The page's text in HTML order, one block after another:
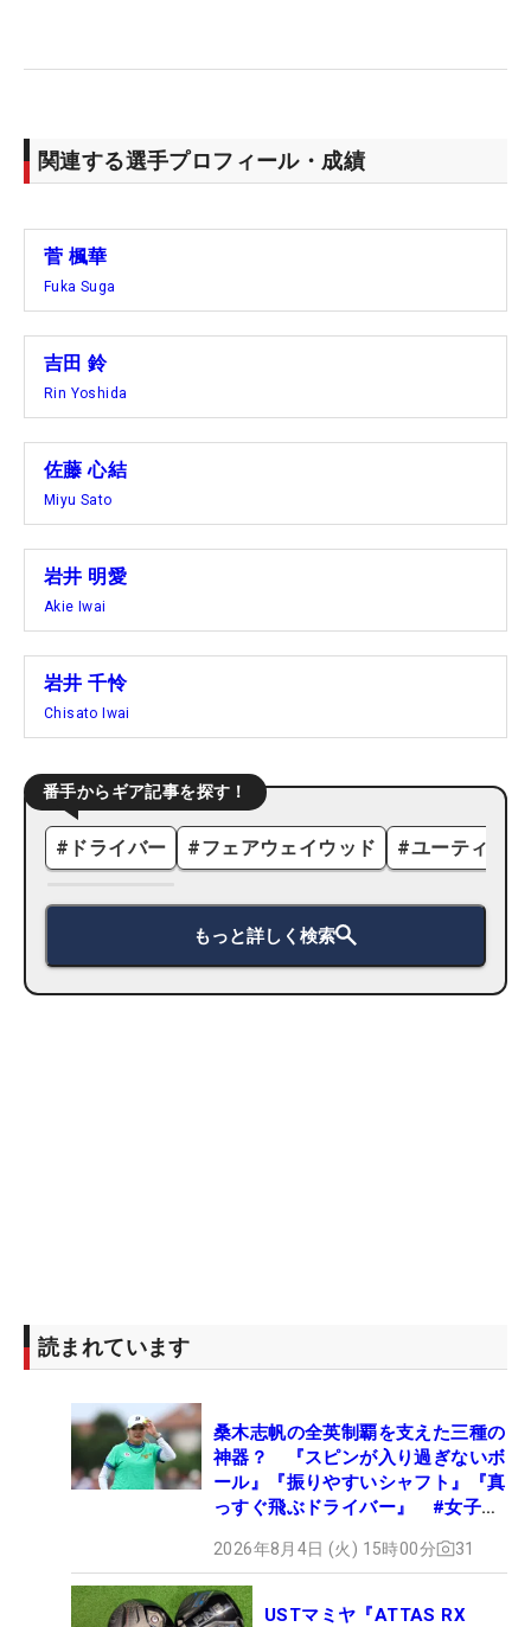
関連する選手プロフィール・成績
菅 楓華
Fuka Suga
吉田 鈴
Rin Yoshida
佐藤 心結
Miyu Sato
岩井 明愛
Akie Iwai
岩井 千怜
Chisato Iwai
番手からギア記事を探す！
# ドライバー #フェアウェイウッド #ユーティリ
もっと詳しく検索
読まれています
桑木志帆の全英制覇を支えた三種の
神器？ 『スピンが入り過ぎないボ
ール』『振りやすいシャフト』『真
っすぐ飛ぶドライバー』 #女子プ
2026年8月4日 (火) 15時00分 31
USTマミヤ『ATTAS RX